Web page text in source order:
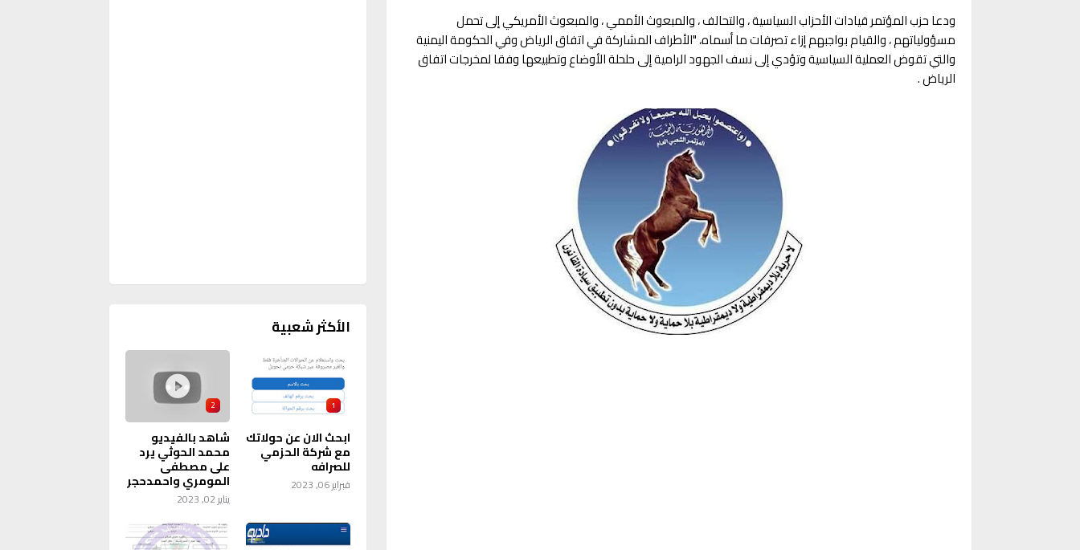
ودعا حزب المؤتمر قيادات الأحزاب السياسية ، والتحالف ، والمبعوث الأممي ، والمبعوث الأمريكي إلى تحمل
مسؤولياتهم ، والقيام بواجبهم إزاء تصرفات ما أسماه، "الأطراف المشاركة في اتفاق الرياض وفي الحكومة اليمنية
والتي تقوض العملية السياسية وتؤدي إلى نسف الجهود الرامية إلى حلحلة الأوضاع وتطبيعها وفقا لمخرجات اتفاق
الرياض .
الأكثر شعبية
1
ابحث الان عن حولاتك
مع شركة الحزمي
للصرافه
فبراير 06, 2023
2
شاهد بالفيديو
محمد الحوثي يرد
على مصطفى
المومري واحمدحجر
يناير 02, 2023